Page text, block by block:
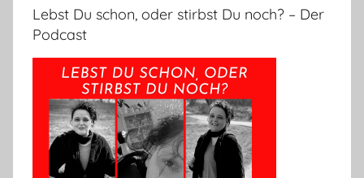
Lebst Du schon, oder stirbst Du noch? – Der
Podcast